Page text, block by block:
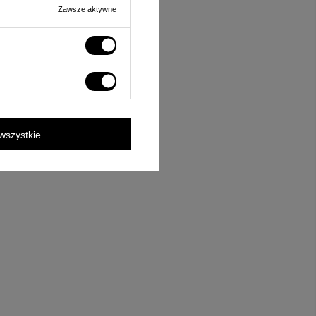
Zawsze aktywne